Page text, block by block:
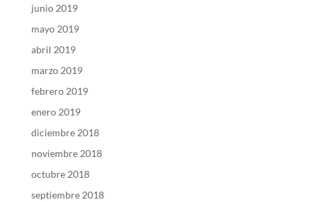
junio 2019
mayo 2019
abril 2019
marzo 2019
febrero 2019
enero 2019
diciembre 2018
noviembre 2018
octubre 2018
septiembre 2018